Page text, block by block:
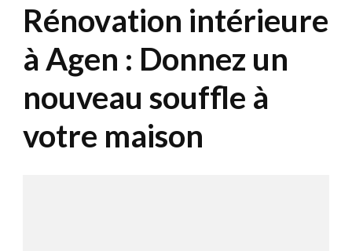
Rénovation intérieure
à Agen : Donnez un
nouveau souffle à
votre maison